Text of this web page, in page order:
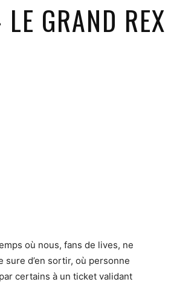
GRAND
où nous, fans de lives, ne
d’en sortir, où personne
certains à un ticket validant